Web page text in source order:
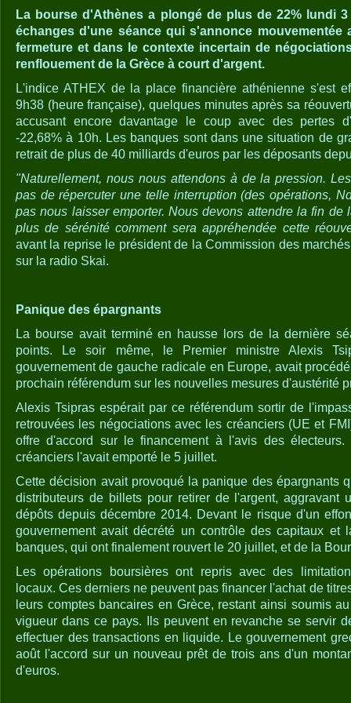
La bourse d'Athènes a plongé de plus de 22% lundi
échanges d'une séance qui s'annonce mouvementée
fermeture et dans le contexte incertain de
renflouement de la Grèce à court d'argent.
L'indice ATHEX de la place financière athénienne s'est
9h38 (heure française), quelques minutes après sa
accusant encore davantage le coup avec des pertes
-22,68% à 10h. Les banques sont dans une situation de
retrait de plus de 40 milliards d'euros par les déposants
"Naturellement, nous nous attendons à de la pression.
pas de répercuter une telle interruption (des opérations,
pas nous laisser emporter. Nous devons attendre la fin de
plus de sérénité comment sera appréhendée cette
avant la reprise le président de la Commission des
sur la radio Skai.
Panique des épargnants
La bourse avait terminé en hausse lors de la dernière
points. Le soir même, le Premier ministre Alexis
gouvernement de gauche radicale en Europe, avait
prochain référendum sur les nouvelles mesures d'austérité
Alexis Tsipras espérait par ce référendum sortir de
retrouvées les négociations avec les créanciers (UE et
offre d'accord sur le financement à l'avis des
créanciers l'avait emporté le 5 juillet.
Cette décision avait provoqué la panique des épargnants
distributeurs de billets pour retirer de l'argent, aggravant
dépôts depuis décembre 2014. Devant le risque d'un
gouvernement avait décrété un contrôle des capitaux et
banques, qui ont finalement rouvert le 20 juillet, et de la
Les opérations boursières ont repris avec des
locaux. Ces derniers ne peuvent pas financer l'achat de
leurs comptes bancaires en Grèce, restant ainsi soumis
vigueur dans ce pays. Ils peuvent en revanche se servir
effectuer des transactions en liquide. Le gouvernement
août l'accord sur un nouveau prêt de trois ans d'un
d'euros.